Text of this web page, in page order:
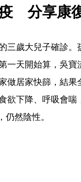
　分享康
三歲大兒子確診
一天開始算，吳
做居家快篩，結
欲下降、呼吸會
仍然陰性。